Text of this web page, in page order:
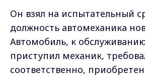
Он взял на испытательный
должность автомеханика
Автомобиль, к
приступил механик,
соответственно,